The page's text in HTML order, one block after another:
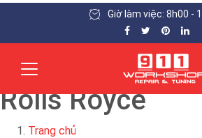
Giờ làm việc: 8h00 -
Rolls Royce
Trang chủ